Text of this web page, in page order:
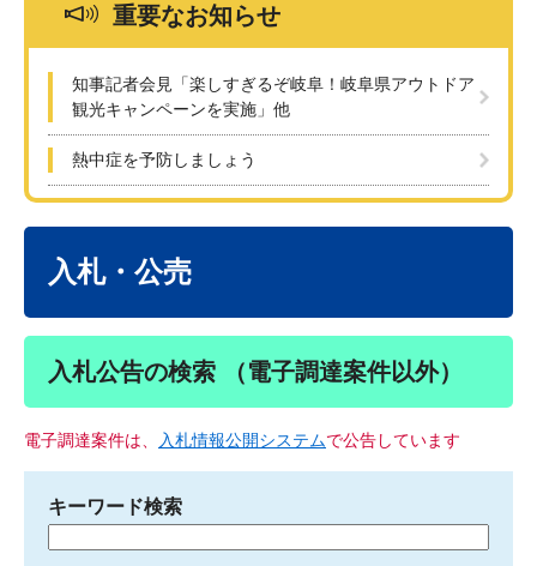
重要なお知らせ
知事記者会見「楽しすぎるぞ岐阜！岐阜県アウトドア
観光キャンペーンを実施」他
熱中症を予防しましょう
入札・公売
入札公告の検索 （電子調達案件以外）
電子調達案件は、 入札情報公開システムで公告しています
キーワード検索